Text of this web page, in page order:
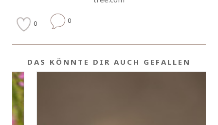
0 0
DAS KÖNNTE DIR AUCH GEFALLEN